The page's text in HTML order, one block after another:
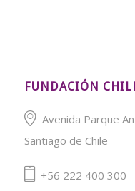
FUNDACIÓN
Avenida Parque
Santiago de Chile
+56 222 400 300